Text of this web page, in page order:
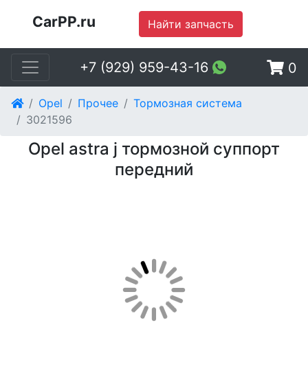
CarPP.ru Найти запчасть
+7 (929) 959-43-16 0
Opel Прочее
Тормозная система
3021596
Opel astra j тормозной суппорт
передний